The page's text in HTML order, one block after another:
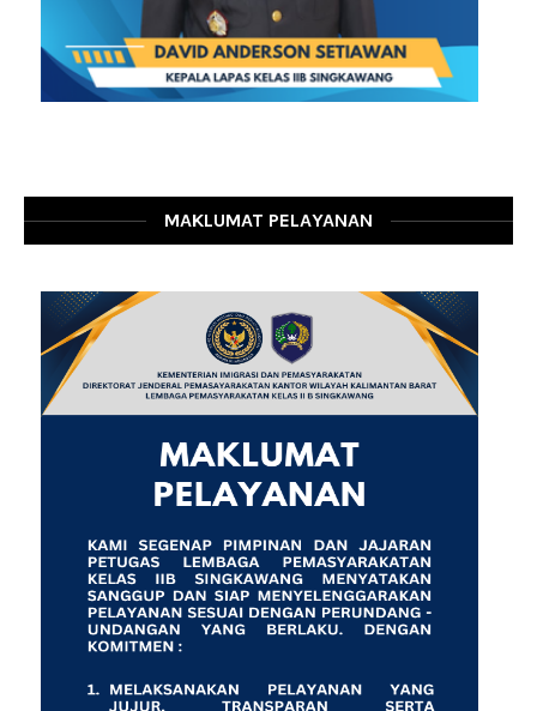
MAKLUMAT PELAYANAN